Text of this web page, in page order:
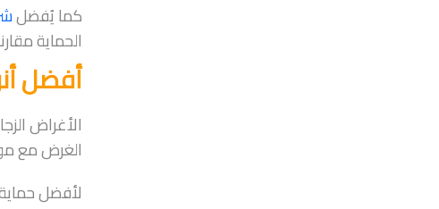
كما يُفضل
الحماية
أفضل
الأغراض
الغرض مع
لأفضل